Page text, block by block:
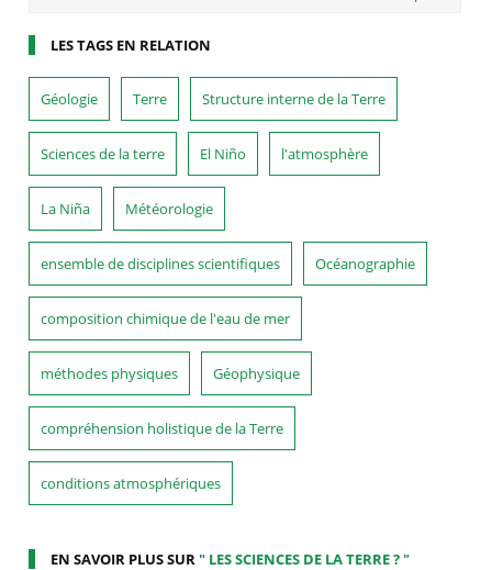
LES TAGS EN RELATION
Géologie Terre Structure interne de la Terre
Sciences de la terre El Niño l'atmosphère
La Niña Météorologie
ensemble de disciplines scientifiques Océanographie
composition chimique de l'eau de mer
méthodes physiques Géophysique
compréhension holistique de la Terre
conditions atmosphériques
EN SAVOIR PLUS SUR" LES SCIENCES DE LA TERRE ? "